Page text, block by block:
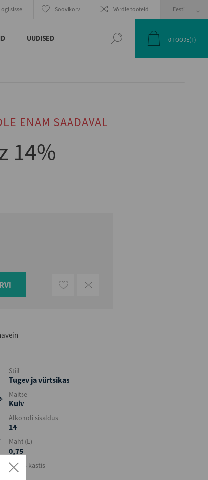
sisse Soovikorv Võrdle tooteid
UUDISED 0TOODE(T)
ENAM SAADAVAL
14%
Stiil
Tugev ja vürtsikas
Maitse
Kuiv
Alkoholi sisaldus
14
Maht (L)
0,75
Kogus kastis
6